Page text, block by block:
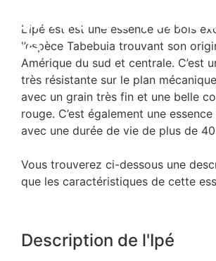
L’ipé est est une essence de bois
l’espèce Tabebuia trouvant son
Amérique du sud et centrale. C’est
très résistante sur le plan
avec un grain très fin et une belle
rouge. C’est également une
avec une durée de vie de plus de
Vous trouverez ci-dessous une
que les caractéristiques de cette
Lames de
Ipé
Description de l'Ipé